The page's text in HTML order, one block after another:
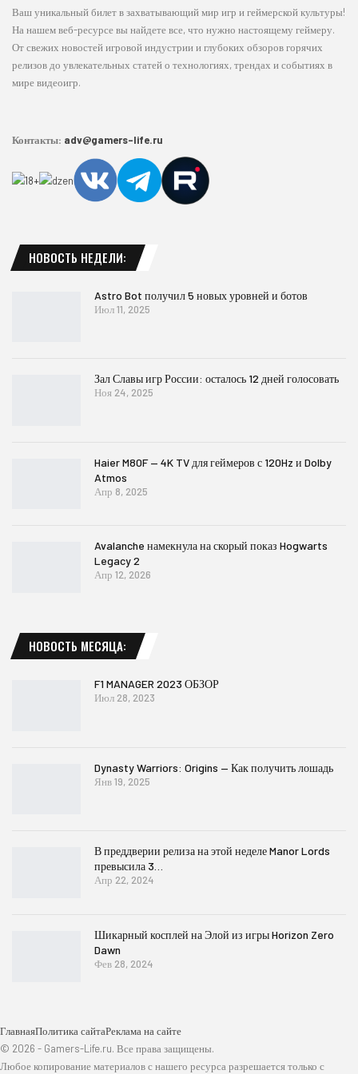
Ваш уникальный билет в захватывающий мир игр и геймерской культуры!
На нашем веб-ресурсе вы найдете все, что нужно настоящему геймеру.
От свежих новостей игровой индустрии и глубоких обзоров горячих
релизов до увлекательных статей о технологиях, трендах и событиях в
мире видеоигр.
Контакты: adv@gamers-life.ru
НОВОСТЬ НЕДЕЛИ:
Astro Bot получил 5 новых уровней и ботов
Июл 11, 2025
Зал Славы игр России: осталось 12 дней голосовать
Ноя 24, 2025
Haier M80F — 4K TV для геймеров с 120Hz и Dolby
Atmos
Апр 8, 2025
Avalanche намекнула на скорый показ Hogwarts
Legacy 2
Апр 12, 2026
НОВОСТЬ МЕСЯЦА:
F1 MANAGER 2023 ОБЗОР
Июл 28, 2023
Dynasty Warriors: Origins — Как получить лошадь
Янв 19, 2025
В преддверии релиза на этой неделе Manor Lords
превысила 3…
Апр 22, 2024
Шикарный косплей на Элой из игры Horizon Zero
Dawn
Фев 28, 2024
ГлавнаяПолитика сайтаРеклама на сайте
© 2026 - Gamers-Life.ru. Все права защищены.
Любое копирование материалов с нашего ресурса разрешается только с